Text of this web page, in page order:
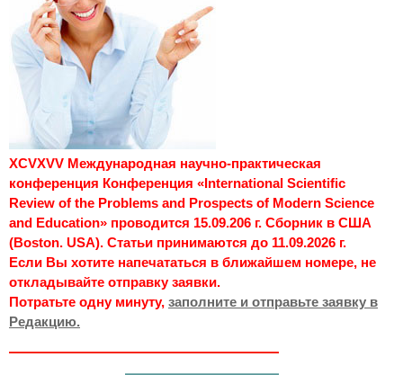
XCVXVV Международная научно-практическая
конференция Конференция «International Scientific
Review of the Problems and Prospects of Modern Science
and Education» проводится 15.09.206 г. Сборник в США
(Boston. USA). Статьи принимаются до 11.09.2026 г.
Если Вы хотите напечататься в ближайшем номере, не
откладывайте отправку заявки.
Потратьте одну минуту, заполните и отправьте заявку в
Редакцию.